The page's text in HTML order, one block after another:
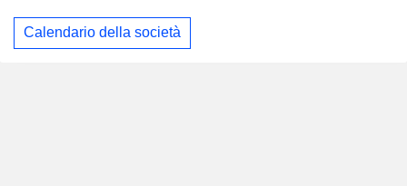
Calendario della società